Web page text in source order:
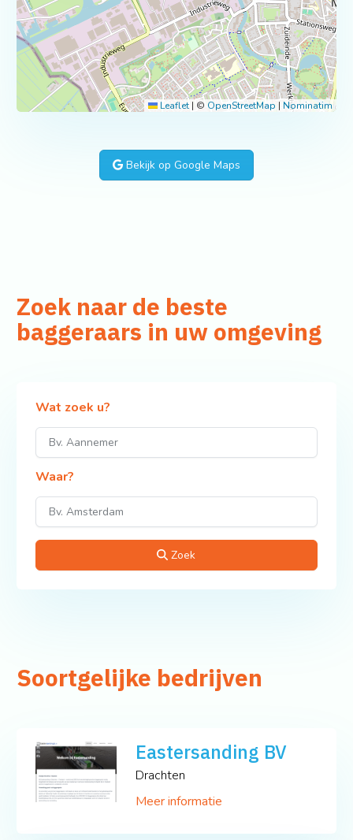
Leaflet | © OpenStreetMap | Nominatim
Bekijk op Google Maps
Zoek naar de beste
baggeraars in uw omgeving
Wat zoek u?
Waar?
Zoek
Soortgelijke bedrijven
Eastersanding BV
Drachten
Meer informatie